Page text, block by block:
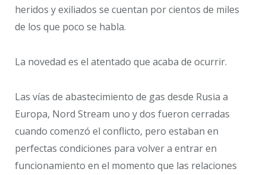
heridos y exiliados se cuentan por cientos de miles
de los que poco se habla.
La novedad es el atentado que acaba de ocurrir.
Las vías de abastecimiento de gas desde Rusia a
Europa, Nord Stream uno y dos fueron cerradas
cuando comenzó el conflicto, pero estaban en
perfectas condiciones para volver a entrar en
funcionamiento en el momento que las relaciones